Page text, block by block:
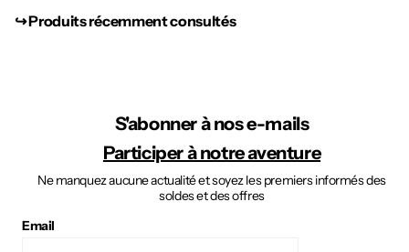
↪︎ Produits récemment consultés
S'abonner à nos e-mails
Participer à notre aventure
Ne manquez aucune actualité et soyez les premiers informés des
soldes et des offres
Email